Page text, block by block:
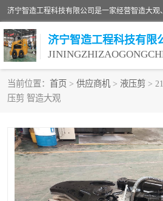
济宁智造工程科技有限
当前位置： 首页 > 供应商机 > 液压剪 >
压剪 智造大观
振动夯
铣挖机 移
滚筒筛分斗 粉
液压剪 土